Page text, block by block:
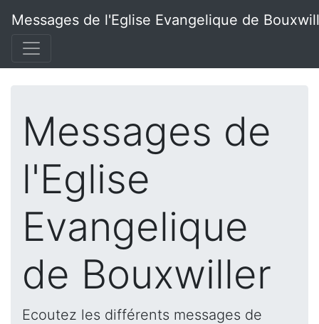
Messages de l'Eglise Evangelique de
Messages de
l'Eglise
Evangelique
de Bouxwiller
Ecoutez les différents messages de